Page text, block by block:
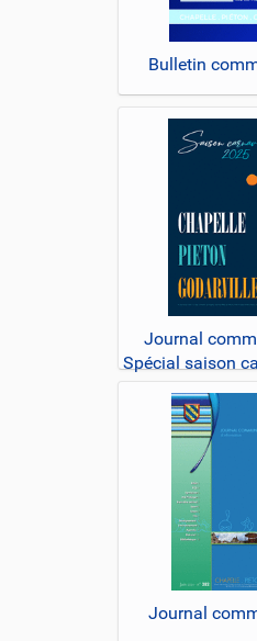
Bulletin
Journal
Spécial saison
2025
Journal